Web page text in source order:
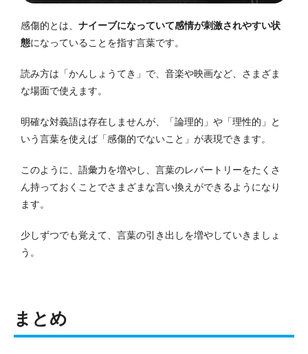
感傷的とは、 ナイーブになっていて感情が刺激されやすい状
態になっていることを指す言葉です。
読み方は「かんしょうてき」で、音楽や映画など、さまざま
な場面で使えます。
明確な対義語は存在しませんが、「論理的」や「理性的」と
いう言葉を使えば「感傷的でないこと」が表現できます。
このように、語彙力を増やし、言葉のレパートリーをたくさ
ん持っておくことでさまざまな言い換えができるようになり
ます。
少しずつでも覚えて、言葉の引き出しを増やしていきましょ
う。
まとめ